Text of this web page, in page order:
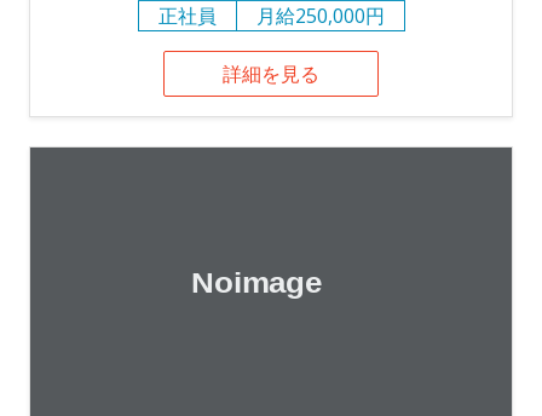
正社員
月給250,000円
詳細を見る